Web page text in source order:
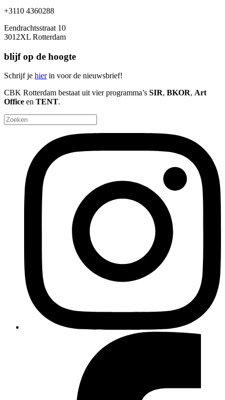
+3110 4360288
Eendrachtsstraat 10
3012XL Rotterdam
blijf op de hoogte
Schrijf je hierin voor de nieuwsbrief!
CBK Rotterdam bestaat uit vier programma’s SIR, BKOR, Art
Office en TENT.